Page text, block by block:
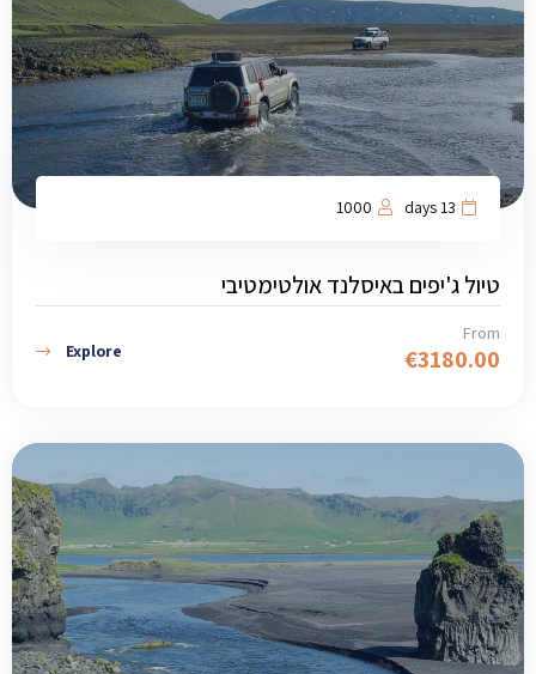
13 days
1000
טיול ג'יפים באיסלנד אולטימטיבי
From
€3180.00
Explore